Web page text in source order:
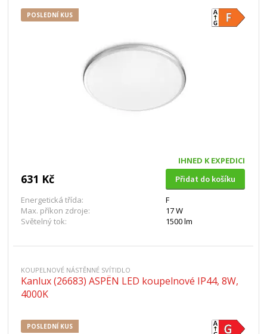
POSLEDNÍ KUS
IHNED K EXPEDICI
631 Kč
Přidat do košíku
Energetická třída:
F
Max. příkon zdroje:
17 W
Světelný tok:
1500 lm
KOUPELNOVÉ NÁSTĚNNÉ SVÍTIDLO
Kanlux (26683) ASPËN LED koupelnové IP44, 8W,
4000K
POSLEDNÍ KUS